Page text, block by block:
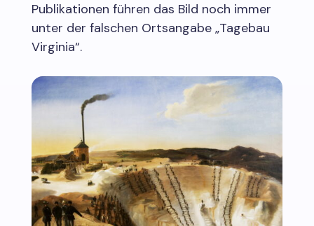
Publikationen führen das Bild noch immer
unter der falschen Ortsangabe „Tagebau
Virginia“.